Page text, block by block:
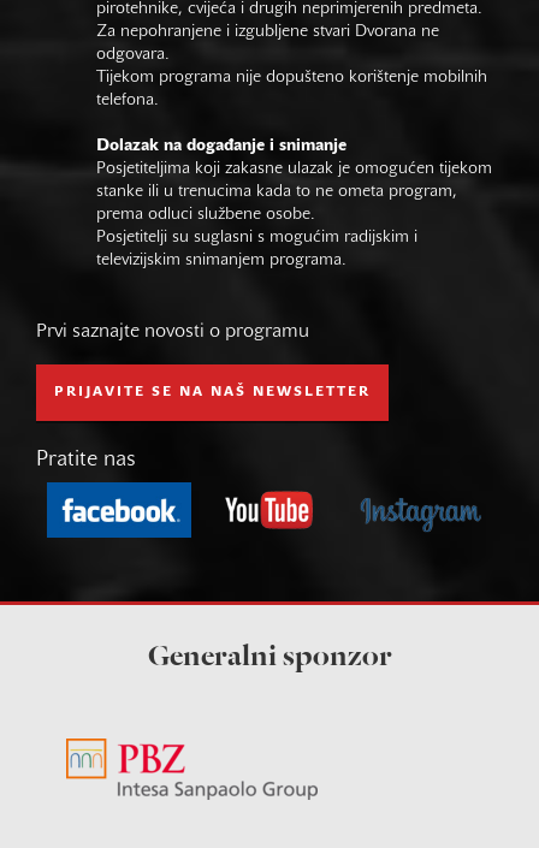
pirotehnike, cvijeća i drugih neprimjerenih predmeta.
Za nepohranjene i izgubljene stvari Dvorana ne
odgovara.
Tijekom programa nije dopušteno korištenje mobilnih
telefona.
Dolazak na događanje i snimanje
Posjetiteljima koji zakasne ulazak je omogućen tijekom
stanke ili u trenucima kada to ne ometa program,
prema odluci službene osobe.
Posjetitelji su suglasni s mogućim radijskim i
televizijskim snimanjem programa.
Prvi saznajte novosti o programu
PRIJAVITE SE NA NAŠ NEWSLETTER
Pratite nas
Generalni sponzor